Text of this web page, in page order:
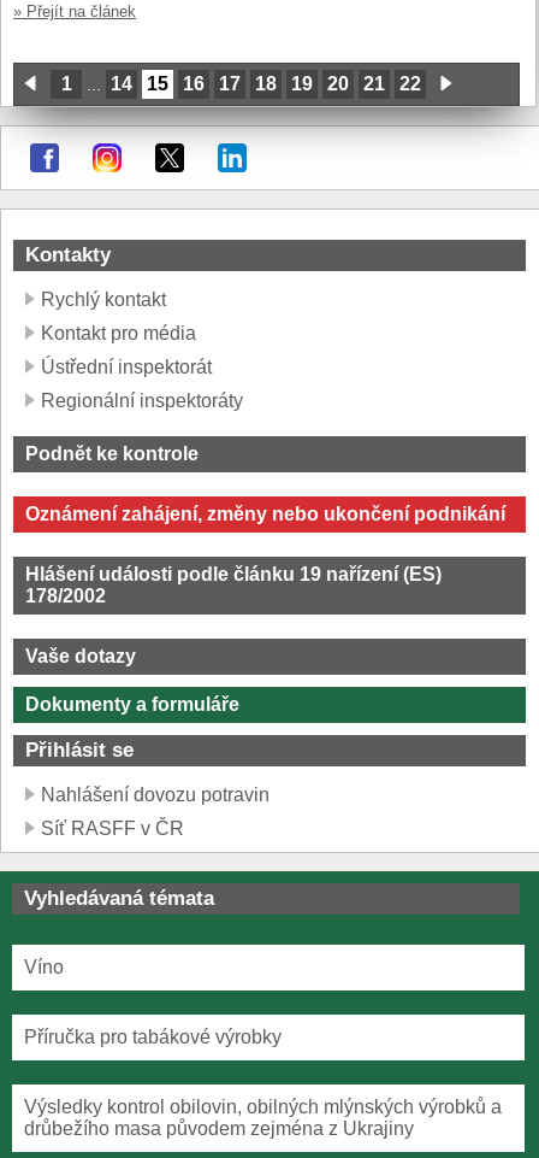
» Přejít na článek
1 14 15 16 17 18 19 20 21 22
Kontakty
Rychlý kontakt
Kontakt pro média
Ústřední inspektorát
Regionální inspektoráty
Podnět ke kontrole
Oznámení zahájení, změny nebo ukončení podnikání
Hlášení události podle článku 19 nařízení (ES)
178/2002
Vaše dotazy
Dokumenty a formuláře
Přihlásit se
Nahlášení dovozu potravin
Síť RASFF v ČR
Vyhledávaná témata
Víno
Příručka pro tabákové výrobky
Výsledky kontrol obilovin, obilných mlýnských výrobků a
drůbežího masa původem zejména z Ukrajiny